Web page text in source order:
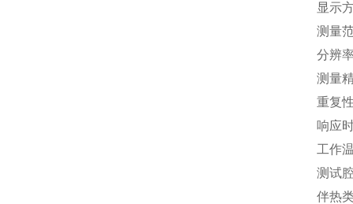
显示
测量
分辨
测量
重复
响应
工作
测试
伴热